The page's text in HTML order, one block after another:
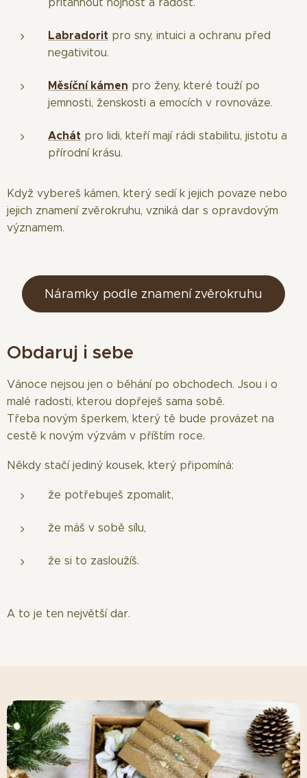
Labradorit pro sny, intuici a ochranu před
negativitou.
Měsíční kámen pro ženy, které touží po
jemnosti, ženskosti a emocích v rovnováze.
Achát pro lidi, kteří mají rádi stabilitu, jistotu a
přírodní krásu.
Když vybereš kámen, který sedí k jejich povaze nebo
jejich znamení zvěrokruhu, vzniká dar s opravdovým
významem.
Náramky podle znamení zvěrokruhu
Obdaruj i sebe
Vánoce nejsou jen o běhání po obchodech. Jsou i o
malé radosti, kterou dopřeješ sama sobě.
Třeba novým šperkem, který tě bude provázet na
cestě k novým výzvám v příštím roce.
Někdy stačí jediný kousek, který připomíná:
že potřebuješ zpomalit,
že máš v sobě sílu,
že si to zasloužíš.
A to je ten největší dar.